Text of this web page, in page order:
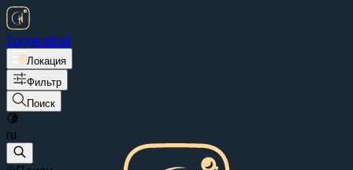
SuggestEat
Локация
Фильтр
Поиск
ru